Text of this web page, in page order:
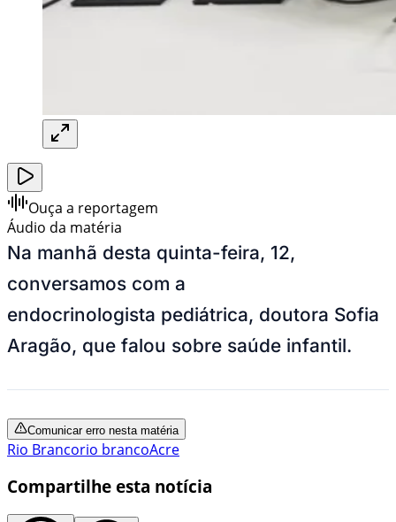
Ouça a reportagem
Áudio da matéria
Na manhã desta quinta-feira, 12,
conversamos com a
endocrinologista pediátrica, doutora Sofia
Aragão, que falou sobre saúde infantil.
Comunicar erro nesta matéria
Rio Brancorio brancoAcre
Compartilhe esta notícia